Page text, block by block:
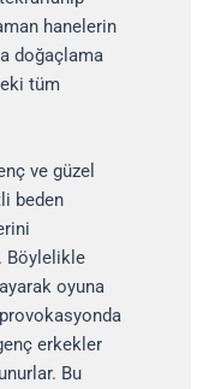
hanelerin
doğaçlama
tüm
ve güzel
beden
Böylelikle
oyuna
erkekler
Bu